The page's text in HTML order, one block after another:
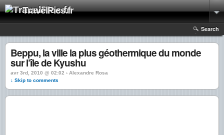
TravelPics.fr
Search
Beppu, la ville la plus géothermique du monde
sur l’île de Kyushu
avr 3rd, 2010 @ 02:02 › Alexandre Rosa
↓ Skip to comments